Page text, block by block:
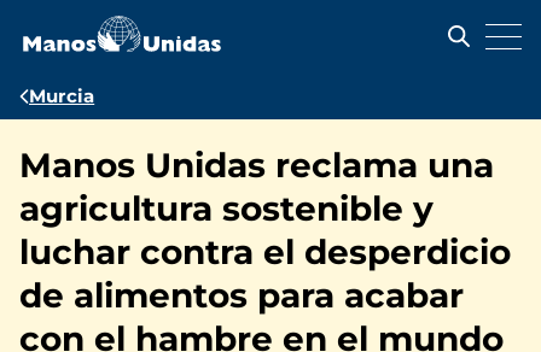
contenido
Ruta
navegación
Murcia
Manos Unidas reclama una
agricultura sostenible y
luchar contra el desperdicio
de alimentos para acabar
con el hambre en el mundo